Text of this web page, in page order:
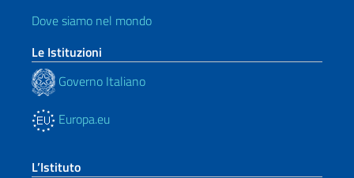
Dove siamo nel mondo
Le Istituzioni
Governo Italiano
Europa.eu
L’Istituto